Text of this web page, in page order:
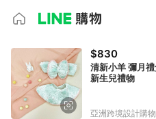
$830
清新小羊 彌月
新生兒禮物
亞洲跨境設計購